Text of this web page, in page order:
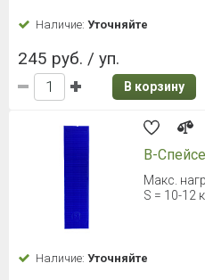
Наличие: Уточняйте
245 руб. / уп.
В корзину
B-
Макс.
S = 10-12
Наличие: Уточняйте